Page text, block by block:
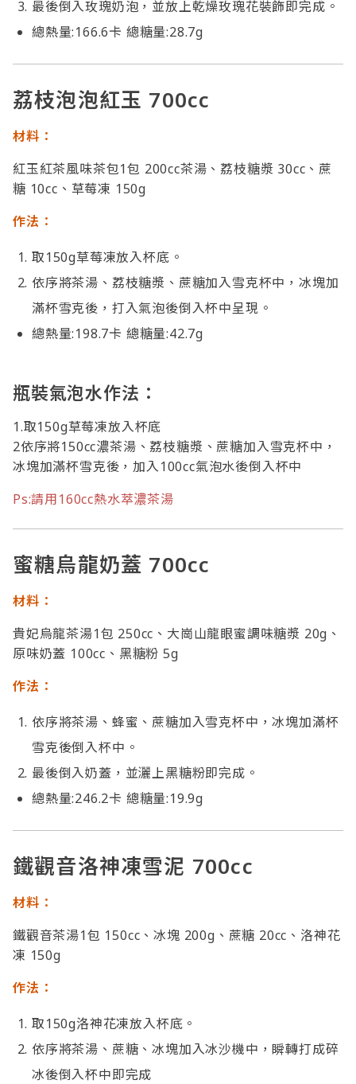
最後倒入玫瑰奶泡，並放上乾燥玫瑰花裝飾即完成。
總熱量:166.6卡 總糖量:28.7g
荔枝泡泡紅玉 700cc
材料：
紅玉紅茶風味茶包1包 200cc茶湯、荔枝糖漿 30cc、蔗
糖 10cc、草莓凍 150g
作法：
取150g草莓凍放入杯底。
依序將茶湯、荔枝糖漿、蔗糖加入雪克杯中，冰塊加
滿杯雪克後，打入氣泡後倒入杯中呈現。
總熱量:198.7卡 總糖量:42.7g
瓶裝氣泡水作法：
1.取150g草莓凍放入杯底
2依序將150cc濃茶湯、荔枝糖漿、蔗糖加入雪克杯中，
冰塊加滿杯雪克後，加入100cc氣泡水後倒入杯中
Ps:請用160cc熱水萃濃茶湯
蜜糖烏龍奶蓋 700cc
材料：
貴妃烏龍茶湯1包 250cc、大崗山龍眼蜜調味糖漿 20g、
原味奶蓋 100cc、黑糖粉 5g
作法：
依序將茶湯、蜂蜜、蔗糖加入雪克杯中，冰塊加滿杯
雪克後倒入杯中。
最後倒入奶蓋，並灑上黑糖粉即完成。
總熱量:246.2卡 總糖量:19.9g
鐵觀音洛神凍雪泥 700cc
材料：
鐵觀音茶湯1包 150cc、冰塊 200g、蔗糖 20cc、洛神花
凍 150g
作法：
取150g洛神花凍放入杯底。
依序將茶湯、蔗糖、冰塊加入冰沙機中，瞬轉打成碎
冰後倒入杯中即完成